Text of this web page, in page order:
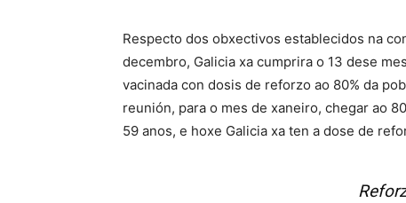
Respecto dos obxectivos establecidos na
decembro, Galicia xa cumprira o 13 dese
vacinada con dosis de reforzo ao 80% da
reunión, para o mes de xaneiro, chegar ao
59 anos, e hoxe Galicia xa ten a dose de